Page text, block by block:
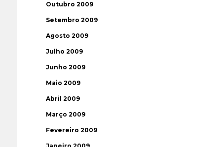
Outubro 2009
Setembro 2009
Agosto 2009
Julho 2009
Junho 2009
Maio 2009
Abril 2009
Março 2009
Fevereiro 2009